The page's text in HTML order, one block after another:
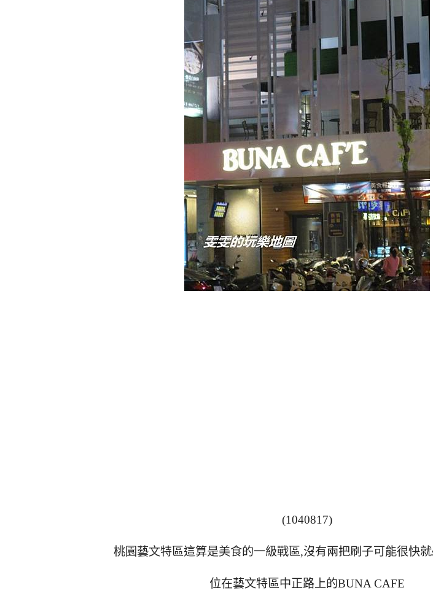
(1040817)
桃園藝文特區這算是美食的一級戰區,沒有兩把刷子可能很快就
位在藝文特區中正路上的BUNA CAFE